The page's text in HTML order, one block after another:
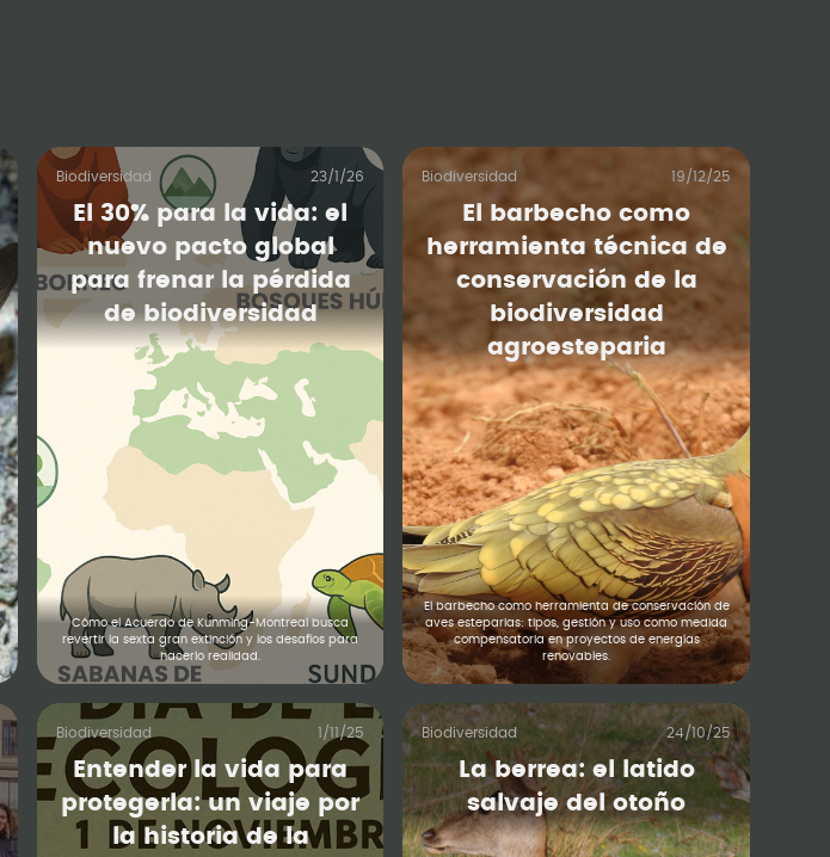
Biodiversidad 23/1/26
El 30% para la vida: el
nuevo pacto global
para frenar la pérdida
de biodiversidad
Cómo el Acuerdo de Kunming-Montreal busca
revertir la sexta gran extinción y los desafíos para
hacerlo realidad.
Biodiversidad 19/12/25
El barbecho como
herramienta técnica de
conservación de la
biodiversidad
agroesteparia
El barbecho como herramienta de conservación de
aves esteparias: tipos, gestión y uso como medida
compensatoria en proyectos de energías
renovables.
Biodiversidad 1/11/25
Entender la vida para
protegerla: un viaje por
la historia de la
Biodiversidad 24/10/25
La berrea: el latido
salvaje del otoño